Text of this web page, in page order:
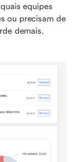
equipes
ou precisam de
demais.